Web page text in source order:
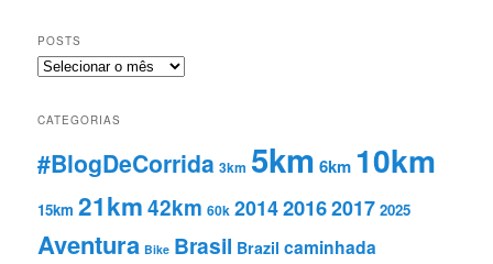
POSTS
Posts
CATEGORIAS
#BlogDeCorrida 3km 5km 6km 10km
15km 21km42km 60k 201420162017 2025
Aventura Bike Brasil Brazil caminhada